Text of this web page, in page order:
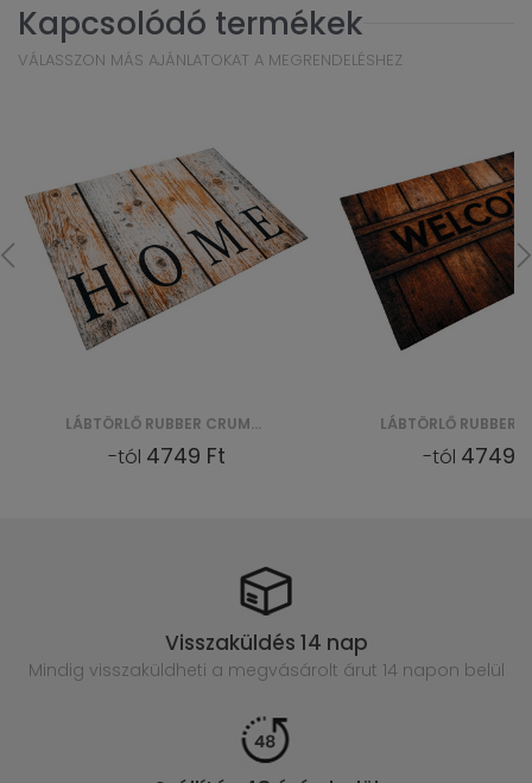
Kapcsolódó termékek
VÁLASSZON MÁS AJÁNLATOKAT A MEGRENDELÉSHEZ
LÁBTÖRLŐ RUBBER CRUMB CKGCRDM16
-tól 4749 Ft -tól 4749
Visszaküldés 14 nap
Mindig visszaküldheti a megvásárolt árut 14 napon belül